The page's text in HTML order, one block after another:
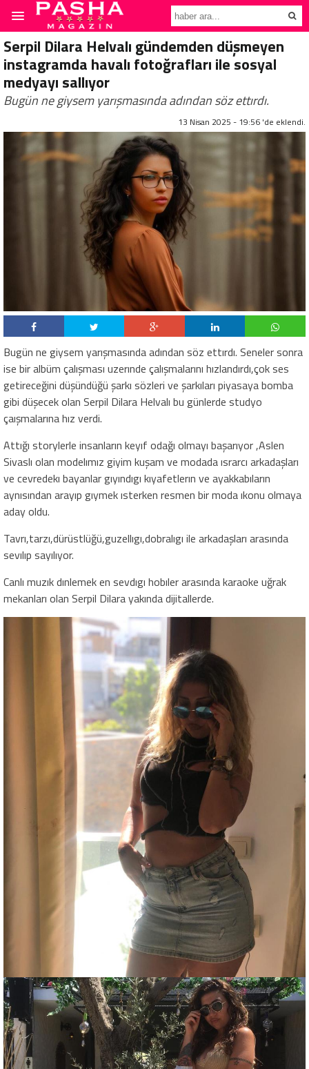
Serpil Dilara Helvalı gündemden düşmeyen
instagramda havalı fotoğrafları ile sosyal
medyayı sallıyor
Bugün ne giysem yarışmasında adından söz ettırdı.
13 Nisan 2025 - 19:56 'de eklendi.
Bugün ne giysem yarışmasında adından söz ettırdı. Seneler sonra
ise bir albüm çalışması uzerınde çalışmalarını hızlandırdı,çok ses
getireceğini düşündüğü şarkı sözleri ve şarkıları piyasaya bomba
gibi düşecek olan Serpil Dilara Helvalı bu günlerde studyo
çaışmalarına hız verdi.
Attığı storylerle insanların keyıf odağı olmayı başarıyor ,Aslen
Sivaslı olan modelımız giyim kuşam ve modada ısrarcı arkadaşları
ve cevredekı bayanlar gıyındıgı kıyafetlerın ve ayakkabıların
aynısından arayıp gıymek ısterken resmen bir moda ıkonu olmaya
aday oldu.
Tavrı,tarzı,dürüstlüğü,guzellıgı,dobralıgı ile arkadaşları arasında
sevılıp sayılıyor.
Canlı muzık dınlemek en sevdıgı hobıler arasında karaoke uğrak
mekanları olan Serpil Dilara yakında dijitallerde.